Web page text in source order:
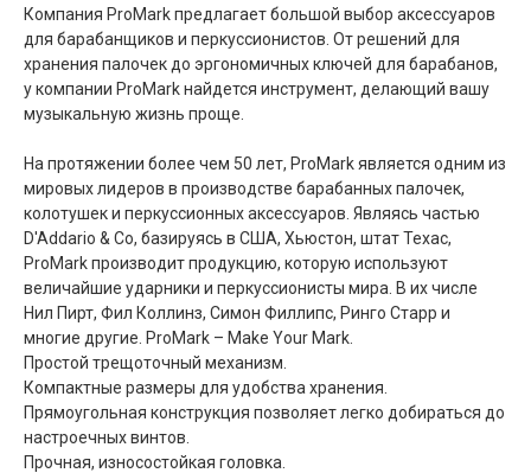
Компания ProMark предлагает большой выбор аксессуаров
для барабанщиков и перкуссионистов. От решений для
хранения палочек до эргономичных ключей для барабанов,
у компании ProMark найдется инструмент, делающий вашу
музыкальную жизнь проще.
На протяжении более чем 50 лет, ProMark является одним из
мировых лидеров в производстве барабанных палочек,
колотушек и перкуссионных аксессуаров. Являясь частью
D'Addario & Co, базируясь в США, Хьюстон, штат Техас,
ProMark производит продукцию, которую используют
величайшие ударники и перкуссионисты мира. В их числе
Нил Пирт, Фил Коллинз, Симон Филлипс, Ринго Старр и
многие другие. ProMark – Make Your Mark.
Простой трещоточный механизм.
Компактные размеры для удобства хранения.
Прямоугольная конструкция позволяет легко добираться до
настроечных винтов.
Прочная, износостойкая головка.